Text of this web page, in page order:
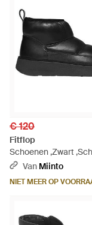
€ 120
Fitflop
Schoenen ,Zwart
Zwart
Van Miinto
NIET MEER OP